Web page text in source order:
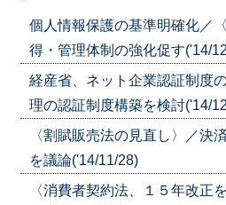
個人情報保護の基準明確化／
得・管理体制の強化促す('14/
経産省、ネット企業認証制度
理の認証制度構築を検討('14/
〈割賦販売法の見直し〉／決
を議論('14/11/28)
〈消費者契約法、１５年改正